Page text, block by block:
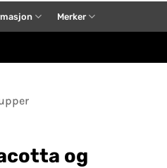
Merker
og